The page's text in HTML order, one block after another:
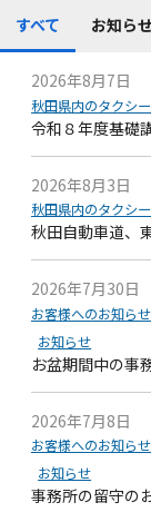
すべて お知ら
2026年8月7日
秋田県内のタクシ
令和８年度基礎
2026年8月3日
秋田県内のタクシ
秋田自動車道、
2026年7月30日
お客様へのお知らせ
お知らせ
お盆期間中の事
2026年7月8日
お客様へのお知らせ
お知らせ
事務所の留守の